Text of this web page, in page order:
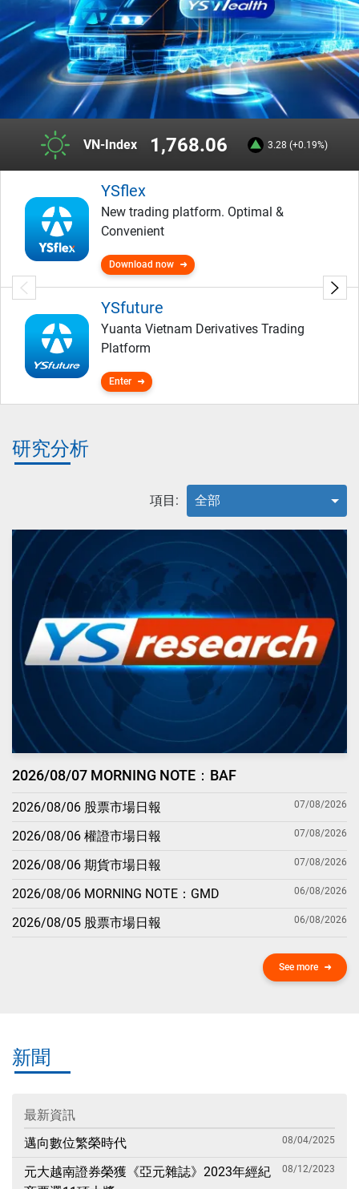
VN-Index 1,768.06 3.28 (+0.19%)
YSflex
New trading platform. Optimal &
Convenient
Download now
YSfuture
Yuanta Vietnam Derivatives Trading
Platform
Enter
研究分析
項目: 全部
2026/08/07 MORNING NOTE：BAF
2026/08/06 股票市場日報 07/08/2026
2026/08/06 權證市場日報 07/08/2026
2026/08/06 期貨市場日報 07/08/2026
2026/08/06 MORNING NOTE：GMD 06/08/2026
2026/08/05 股票市場日報 06/08/2026
See more
新聞
最新資訊
邁向數位繁榮時代
08/04/2025
元大越南證券榮獲《亞元雜誌》2023年經紀
08/12/2023